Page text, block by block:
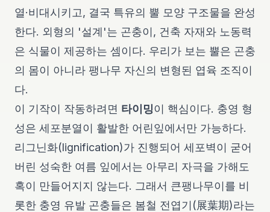
열·비대시키고, 결국 특유의 뿔 모양 구조물을 완성
한다. 외형의 '설계'는 곤충이, 건축 자재와 노동력
은 식물이 제공하는 셈이다. 우리가 보는 뿔은 곤충
의 몸이 아니라 팽나무 자신의 변형된 엽육 조직이
다.
이 기작이 작동하려면 타이밍이 핵심이다. 충영 형
성은 세포분열이 활발한 어린잎에서만 가능하다.
리그닌화(lignification)가 진행되어 세포벽이 굳어
버린 성숙한 여름 잎에서는 아무리 자극을 가해도
혹이 만들어지지 않는다. 그래서 큰팽나무이를 비
롯한 충영 유발 곤충들은 봄철 전엽기(展葉期)라는